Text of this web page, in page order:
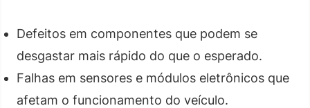
Defeitos em componentes que podem se
desgastar mais rápido do que o esperado.
Falhas em sensores e módulos eletrônicos que
afetam o funcionamento do veículo.